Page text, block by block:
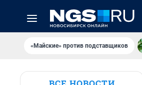
«Майские» против подставщиков